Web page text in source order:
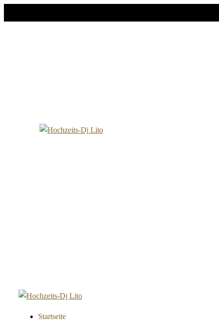
Startseite